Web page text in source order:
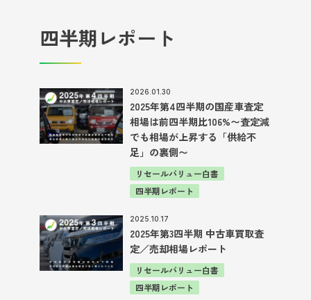
四半期レポート
2026.01.30
2025年第4四半期の国産車査定
相場は前四半期比106%〜査定減
でも相場が上昇する「供給不
足」の裏側〜
リセールバリュー白書
四半期レポート
2025.10.17
2025年第3四半期 中古車買取査
定／売却相場レポート
リセールバリュー白書
四半期レポート